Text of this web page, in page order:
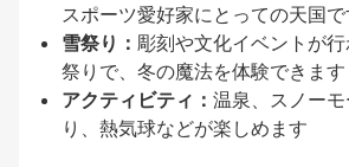
スポーツ愛好家にとっての天国で
雪祭り： 彫刻や文化イベントが
祭りで、冬の魔法を体験できます
アクティビティ： 温泉、スノー
り、熱気球などが楽しめます